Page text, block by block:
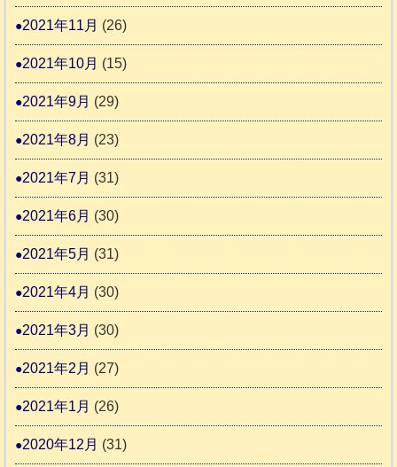
2021年11月 (26)
2021年10月 (15)
2021年9月 (29)
2021年8月 (23)
2021年7月 (31)
2021年6月 (30)
2021年5月 (31)
2021年4月 (30)
2021年3月 (30)
2021年2月 (27)
2021年1月 (26)
2020年12月 (31)